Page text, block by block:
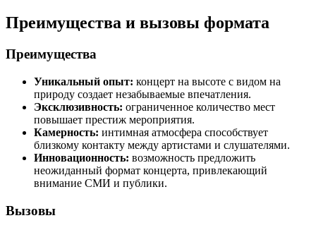
Преимущества и вызовы формата
Преимущества
Уникальный опыт: концерт на высоте с видом на
природу создает незабываемые впечатления.
Эксклюзивность: ограниченное количество мест
повышает престиж мероприятия.
Камерность: интимная атмосфера способствует
близкому контакту между артистами и слушателями.
Инновационность: возможность предложить
неожиданный формат концерта, привлекающий
внимание СМИ и публики.
Вызовы